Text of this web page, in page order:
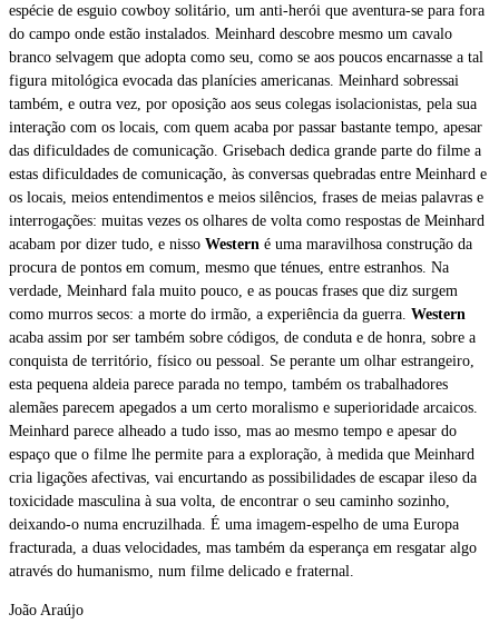
espécie de esguio cowboy solitário, um anti-herói que aventura-se para fora
do campo onde estão instalados. Meinhard descobre mesmo um cavalo
branco selvagem que adopta como seu, como se aos poucos encarnasse a tal
figura mitológica evocada das planícies americanas. Meinhard sobressai
também, e outra vez, por oposição aos seus colegas isolacionistas, pela sua
interação com os locais, com quem acaba por passar bastante tempo, apesar
das dificuldades de comunicação. Grisebach dedica grande parte do filme a
estas dificuldades de comunicação, às conversas quebradas entre Meinhard e
os locais, meios entendimentos e meios silêncios, frases de meias palavras e
interrogações: muitas vezes os olhares de volta como respostas de Meinhard
acabam por dizer tudo, e nisso Western é uma maravilhosa construção da
procura de pontos em comum, mesmo que ténues, entre estranhos. Na
verdade, Meinhard fala muito pouco, e as poucas frases que diz surgem
como murros secos: a morte do irmão, a experiência da guerra. Western
acaba assim por ser também sobre códigos, de conduta e de honra, sobre a
conquista de território, físico ou pessoal. Se perante um olhar estrangeiro,
esta pequena aldeia parece parada no tempo, também os trabalhadores
alemães parecem apegados a um certo moralismo e superioridade arcaicos.
Meinhard parece alheado a tudo isso, mas ao mesmo tempo e apesar do
espaço que o filme lhe permite para a exploração, à medida que Meinhard
cria ligações afectivas, vai encurtando as possibilidades de escapar ileso da
toxicidade masculina à sua volta, de encontrar o seu caminho sozinho,
deixando-o numa encruzilhada. É uma imagem-espelho de uma Europa
fracturada, a duas velocidades, mas também da esperança em resgatar algo
através do humanismo, num filme delicado e fraternal.
João Araújo